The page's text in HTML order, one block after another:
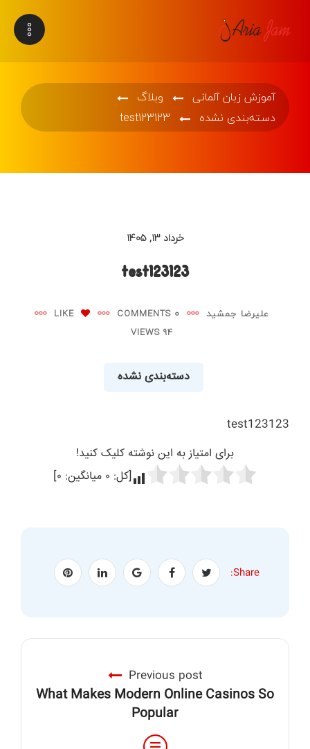
آموزش زبان آلمانی
وبلاگ
دسته‌بندی نشده
test123123
خرداد ۱۳, ۱۴۰۵
test123123
علیرضا جمشید 0 COMMENTS
LIKE
94 VIEWS
دسته‌بندی نشده
test123123
برای امتیاز به این نوشته کلیک کنید!
[کل: ۰ میانگین: ۰]
Share:
Previous post
What Makes Modern Online Casinos So
Popular